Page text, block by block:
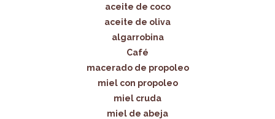
aceite de coco
aceite de oliva
algarrobina
Café
macerado de propoleo
miel con propoleo
miel cruda
miel de abeja